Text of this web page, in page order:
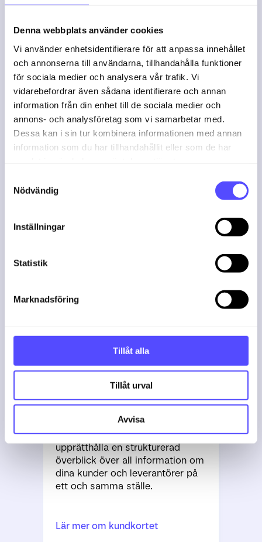
Denna webbplats använder cookies
Vi använder enhetsidentifierare för att anpassa innehållet
och annonserna till användarna, tillhandahålla funktioner
för sociala medier och analysera vår trafik. Vi
vidarebefordrar även sådana identifierare och annan
information från din enhet till de sociala medier och
annons- och analysföretag som vi samarbetar med.
Dessa kan i sin tur kombinera informationen med annan
information som du har tillhandahållit eller som de har
Nödvändig
Inställningar
Statistik
Marknadsföring
Tillåt alla
Tillåt urval
Avvisa
Se mer
Projekt
Projektmodulen ger dig full
kontroll och en överblick över allt
från planering, resurshantering
och genomförande till
Se mer
Se mer
CRM
I ett CRM kan du samla och
upprätthålla en strukturerad
överblick över all information om
dina kunder och leverantörer på
ett och samma ställe.
Lär mer om kundkortet